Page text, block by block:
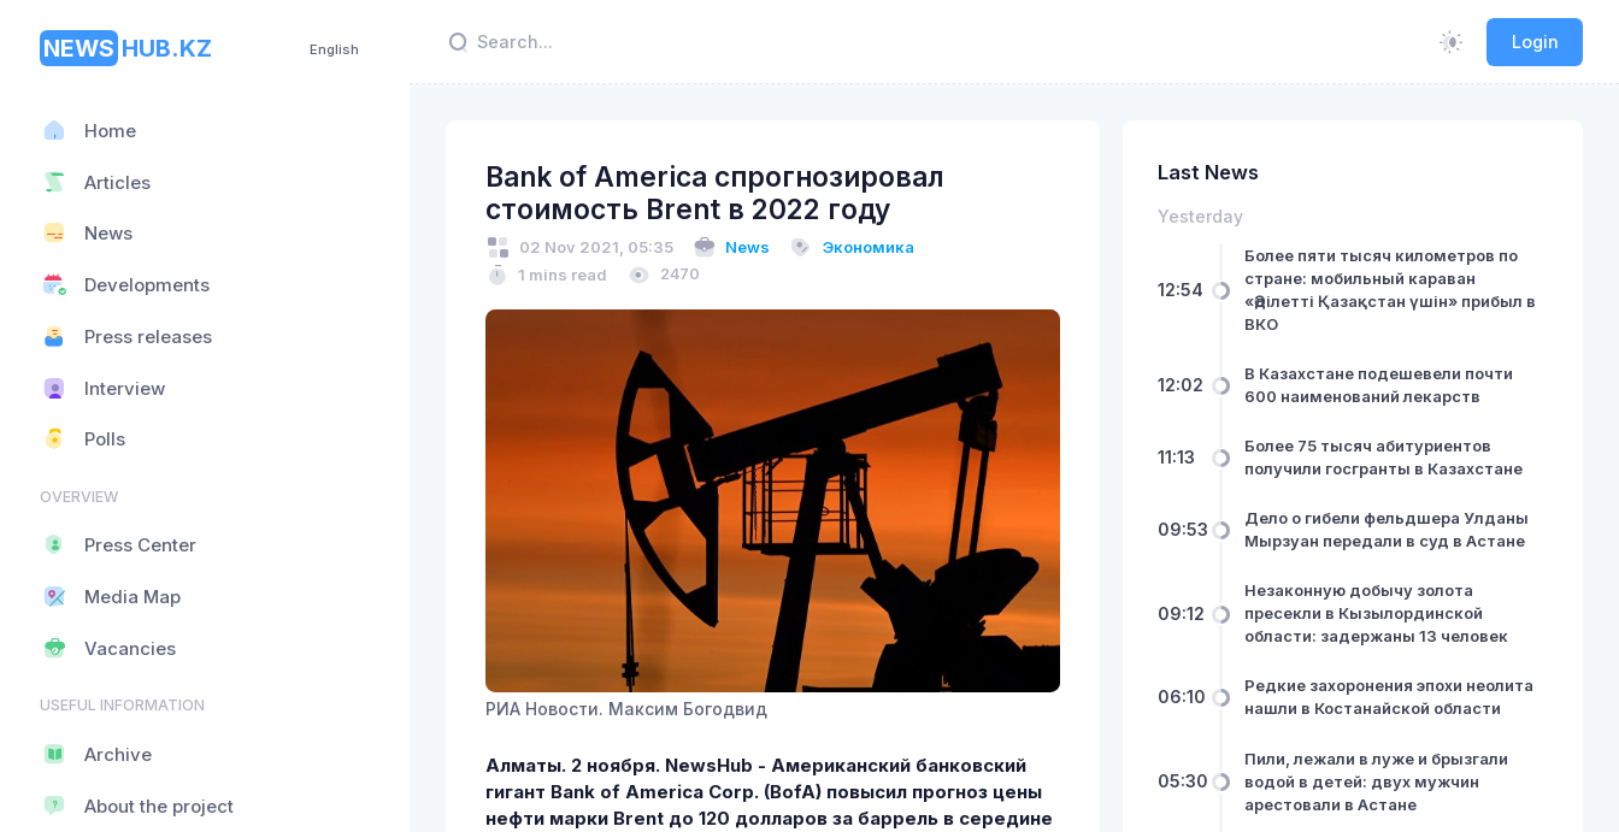
Login
NEWS HUB.KZ English
Home
Articles
News
Developments
Press releases
Interview
Polls
OVERVIEW
Press Center
Media Map
Vacancies
USEFUL INFORMATION
Archive
About the project
Bank of America спрогнозировал
стоимость Brent в 2022 году
02 Nov 2021, 05:35 News
Экономика
1 mins read
2470
РИА Новости. Максим Богодвид
Алматы. 2 ноября. NewsHub - Американский банковский
гигант Bank of America Corp. (BofA) повысил прогноз цены
нефти марки Brent до 120 долларов за баррель в середине
Last News
Yesterday
12:54
Более пяти тысяч километров по
стране: мобильный караван
«Әділетті Қазақстан үшін» прибыл в
ВКО
12:02
В Казахстане подешевели почти
600 наименований лекарств
11:13
Более 75 тысяч абитуриентов
получили госгранты в Казахстане
09:53
Дело о гибели фельдшера Улданы
Мырзуан передали в суд в Астане
09:12
Незаконную добычу золота
пресекли в Кызылординской
области: задержаны 13 человек
06:10
Редкие захоронения эпохи неолита
нашли в Костанайской области
05:30
Пили, лежали в луже и брызгали
водой в детей: двух мужчин
арестовали в Астане